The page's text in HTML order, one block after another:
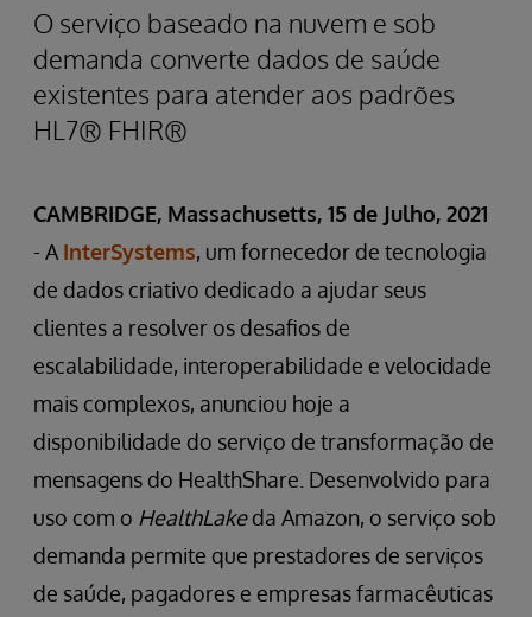
O serviço baseado na nuvem e sob
demanda converte dados de saúde
existentes para atender aos padrões
HL7® FHIR®
CAMBRIDGE, Massachusetts, 15 de Julho, 2021
- A InterSystems, um fornecedor de tecnologia
de dados criativo dedicado a ajudar seus
clientes a resolver os desafios de
escalabilidade, interoperabilidade e velocidade
mais complexos, anunciou hoje a
disponibilidade do serviço de transformação de
mensagens do HealthShare. Desenvolvido para
uso com o HealthLakeda Amazon, o serviço sob
demanda permite que prestadores de serviços
de saúde, pagadores e empresas farmacêuticas